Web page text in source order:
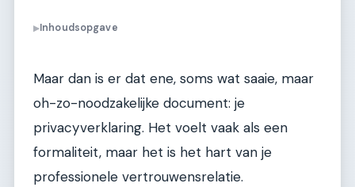
▶Inhoudsopgave
Maar dan is er dat ene, soms wat saaie, maar
oh-zo-noodzakelijke document: je
privacyverklaring. Het voelt vaak als een
formaliteit, maar het is het hart van je
professionele vertrouwensrelatie.